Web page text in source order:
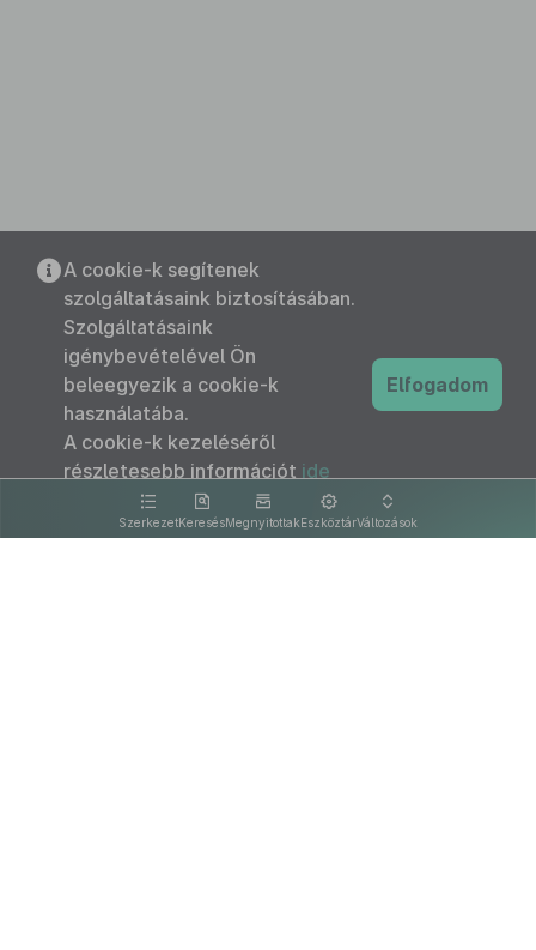
SzerkezetKeresésMegnyitottakEszköztárVáltozások
A cookie-k segítenek
szolgáltatásaink biztosításában.
Szolgáltatásaink
igénybevételével Ön
beleegyezik a cookie-k
használatába.
A cookie-k kezeléséről
részletesebb információt ide
kattintva olvashat.
Elfogadom